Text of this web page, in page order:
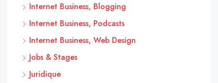
Internet Business, Blogging
Internet Business, Podcasts
Internet Business, Web Design
Jobs & Stages
Juridique